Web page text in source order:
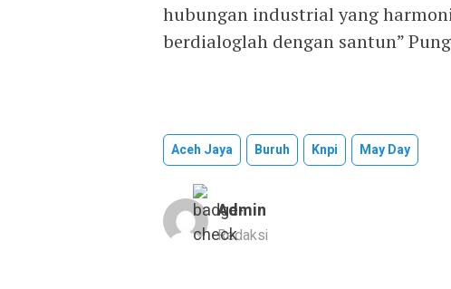
hubungan industrial yang
berdialoglah dengan santun”
Aceh Jaya Buruh Knpi May Day
Admin
Redaksi